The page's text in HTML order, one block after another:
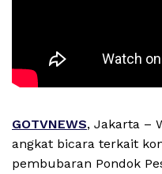
GOTVNEWS, Jakarta –
angkat bicara terkait
pembubaran Pondok